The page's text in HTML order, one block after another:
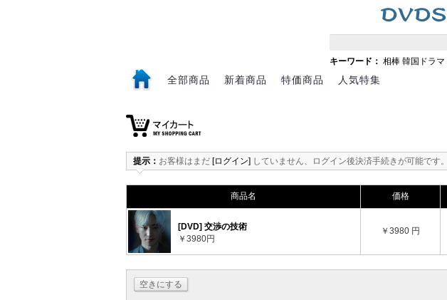
キーワード： 相棒 韓国ドラマ
全部商品 新着商品 特価商品 人気特集
提示： お客様はまだ [ログイン] していません、ログイン後決済手続きが可能です。
商品名 価格
[DVD] 交渉の技術
￥3980円
￥3980 円
空きにする
1